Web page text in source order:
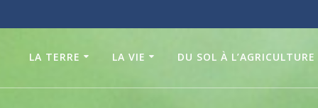
LA TERRE LA VIE DU SOL À L’AGRICULTURE